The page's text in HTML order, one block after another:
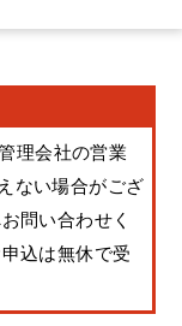
理会社の営業
ない場合がござ
問い合わせく
込は無休で受